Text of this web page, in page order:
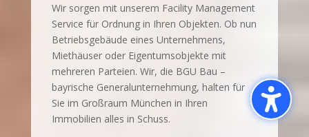
Wir sorgen mit unserem Facility Management
Service für Ordnung in Ihren Objekten. Ob nun
Betriebsgebäude eines Unternehmens,
Miethäuser oder Eigentumsobjekte mit
mehreren Parteien. Wir, die BGU Bau –
bayrische Generalunternehmung, halten für
Sie im Großraum München in Ihren
Immobilien alles in Schuss.